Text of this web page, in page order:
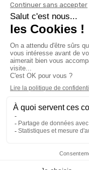
Informations
Climservice
Informations